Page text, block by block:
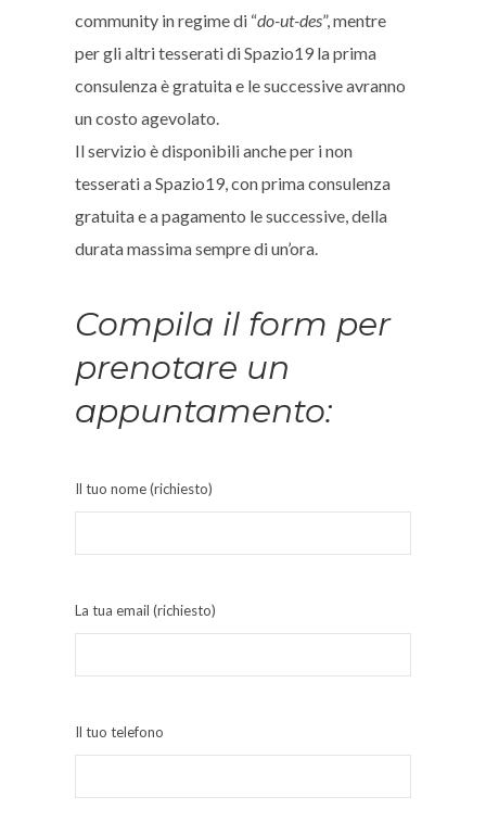
community in regime di “do-ut-des”, mentre
per gli altri tesserati di Spazio19 la prima
consulenza è gratuita e le successive avranno
un costo agevolato.
Il servizio è disponibili anche per i non
tesserati a Spazio19, con prima consulenza
gratuita e a pagamento le successive, della
durata massima sempre di un’ora.
Compila il form per
prenotare un
appuntamento:
Il tuo nome (richiesto)
La tua email (richiesto)
Il tuo telefono